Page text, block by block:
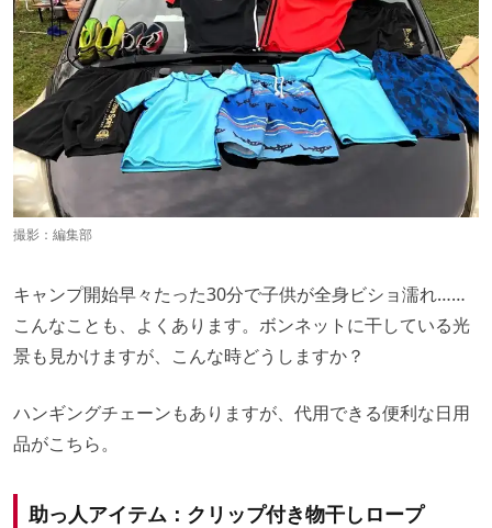
撮影：編集部
キャンプ開始早々たった30分で子供が全身ビショ濡れ……
こんなことも、よくあります。ボンネットに干している光
景も見かけますが、こんな時どうしますか？
ハンギングチェーンもありますが、代用できる便利な日用
品がこちら。
助っ人アイテム：クリップ付き物干しロープ